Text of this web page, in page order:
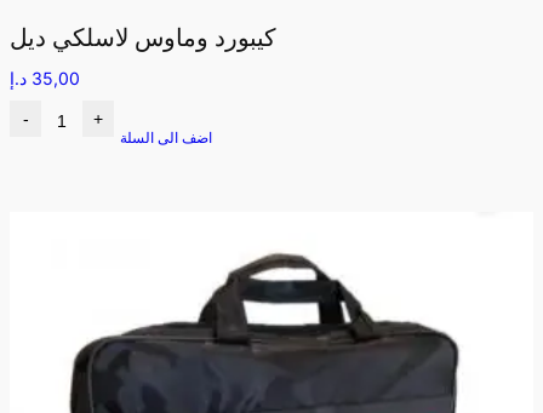
كيبورد وماوس لاسلكي ديل
35,00 د.إ
- +
اضف الى السلة